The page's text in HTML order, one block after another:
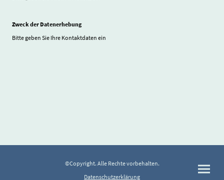
Zweck der Datenerhebung
Bitte geben Sie Ihre Kontaktdaten ein
©Copyright. Alle Rechte vorbehalten.
Datenschutzerklärung